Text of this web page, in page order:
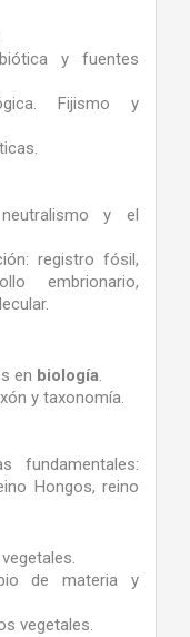
y fuentes
Fijismo y
y el
registro fósil,
embrionario,
en biología.
y taxonomía.
fundamentales:
Hongos, reino
de materia y
vegetales.